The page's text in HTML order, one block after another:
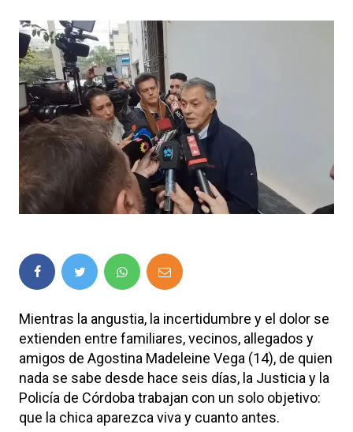
Mientras la angustia, la incertidumbre y el dolor se
extienden entre familiares, vecinos, allegados y
amigos de Agostina Madeleine Vega (14), de quien
nada se sabe desde hace seis días, la Justicia y la
Policía de Córdoba trabajan con un solo objetivo:
que la chica aparezca viva y cuanto antes.